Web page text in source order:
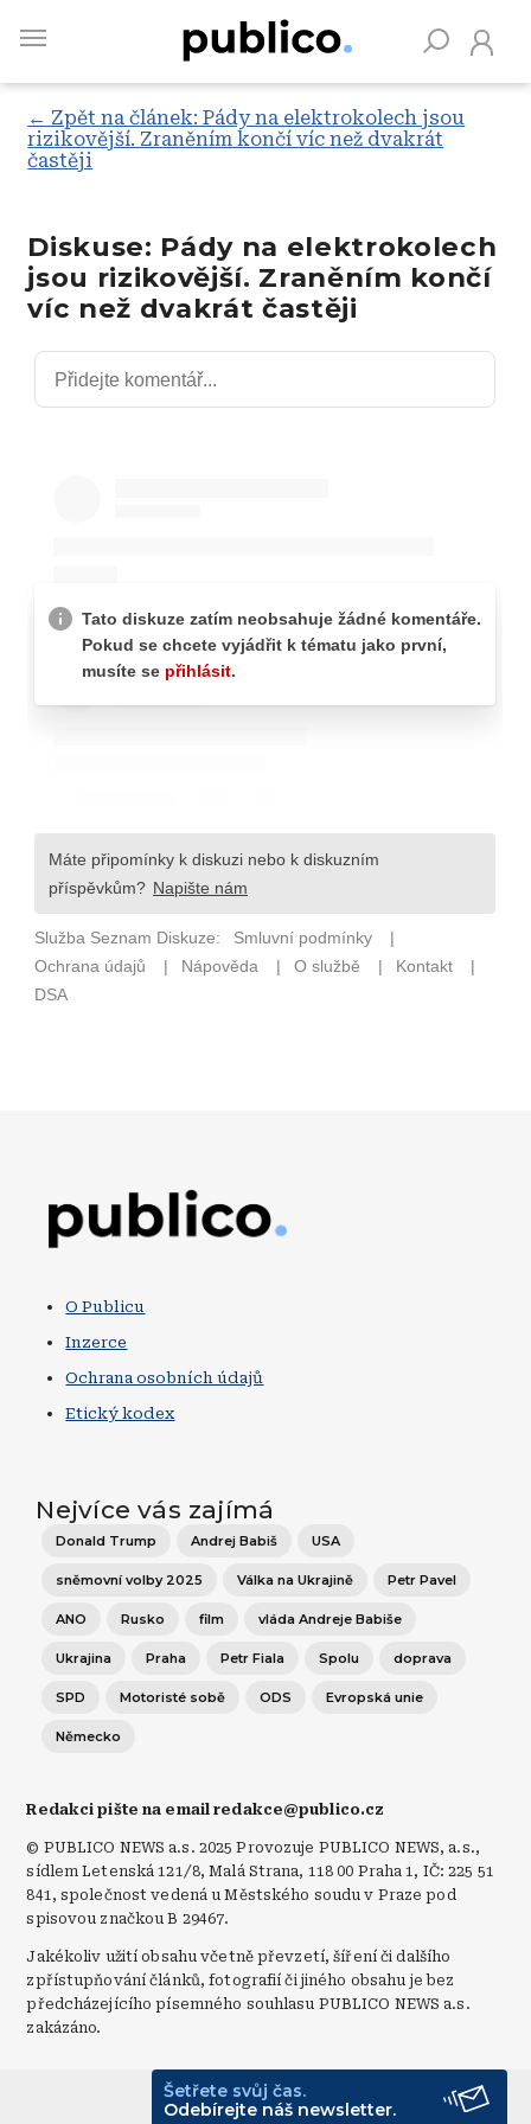
main
← Zpět na článek: Pády na elektrokolech jsou
rizikovější. Zraněním končí víc než dvakrát
častěji
Diskuse: Pády na elektrokolech
jsou rizikovější. Zraněním končí
víc než dvakrát častěji
O Publicu
Inzerce
Ochrana osobních údajů
Etický kodex
Nejvíce vás zajímá
Donald Trump Andrej Babiš USA
sněmovní volby 2025 Válka na Ukrajině Petr Pavel
ANO Rusko film vláda Andreje Babiše
Ukrajina Praha Petr Fiala Spolu doprava
SPD Motoristé sobě ODS Evropská unie
Německo
Redakci pište na email redakce@publico.cz
© PUBLICO NEWS a.s. 2025 Provozuje PUBLICO NEWS, a.s.,
sídlem Letenská 121/8, Malá Strana, 118 00 Praha 1, IČ: 225 51
841, společnost vedená u Městského soudu v Praze pod
spisovou značkou B 29467.
Jakékoliv užití obsahu včetně převzetí, šíření či dalšího
zpřístupňování článků, fotografií či jiného obsahu je bez
předcházejícího písemného souhlasu PUBLICO NEWS a.s.
zakázáno.
Šetřete svůj čas.
Odebírejte náš newsletter.
© Publico 2026
Vyhledávejte na Publiku